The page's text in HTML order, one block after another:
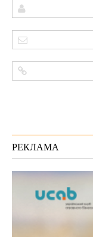
РЕКЛАМА